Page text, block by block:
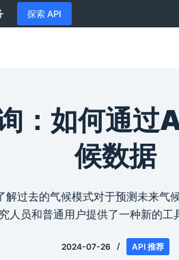
探索 API
：如何通过
候数据
解过去的气候模式对于预测未来气
人员和普通用户提供了一种新的工
2024-07-26 API 推荐